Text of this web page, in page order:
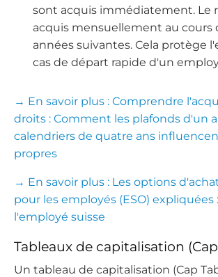
sont acquis immédiatement. Le
acquis mensuellement au cours
années suivantes. Cela protège
cas de départ rapide d'un
→ En savoir plus : Comprendre
droits : Comment les plafonds d'un
calendriers de quatre ans
propres
→ En savoir plus : Les options
pour les employés (ESO) expliquées
l'employé suisse
Tableaux de capitalisation
Un tableau de capitalisation (Cap